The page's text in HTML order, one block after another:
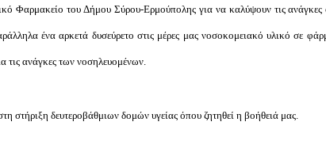
Φαρμακείο του Δήμου Σύρου-Ερμούπολης για να καλύψουν τις
ένα αρκετά δυσεύρετο στις μέρες μας νοσοκομειακό υλικό σε
τις ανάγκες των νοσηλευομένων.
στήριξη δευτεροβάθμιων δομών υγείας όπου ζητηθεί η βοήθειά μας.